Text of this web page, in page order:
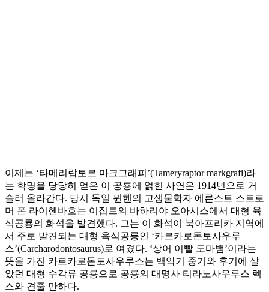
이제는 ‘타메리랍토르 마크그래피’(Tameryraptor markgrafi)라
는 학명을 당당히 얻은 이 공룡에 얽힌 사연은 1914년으로 거
슬러 올라간다. 당시 독일 뮌헨의 고생물학자 에른스트 스트로
머 폰 라이헨바흐는 이집트의 바하리야 오아시스에서 대형 육
식공룡의 화석을 발견했다. 그는 이 화석이 북아프리카 지역에
서 주로 발견되는 대형 육식공룡인 ‘카르카로돈토사우루
스’(Carcharodontosaurus)로 여겼다. ‘상어 이빨 도마뱀’이라는
뜻을 가진 카르카로돈토사우루스는 백악기 중기와 후기에 살
았던 대형 수각류 공룡으로 공룡의 대명사 티라노사우루스 렉
스와 견줄 만하다.